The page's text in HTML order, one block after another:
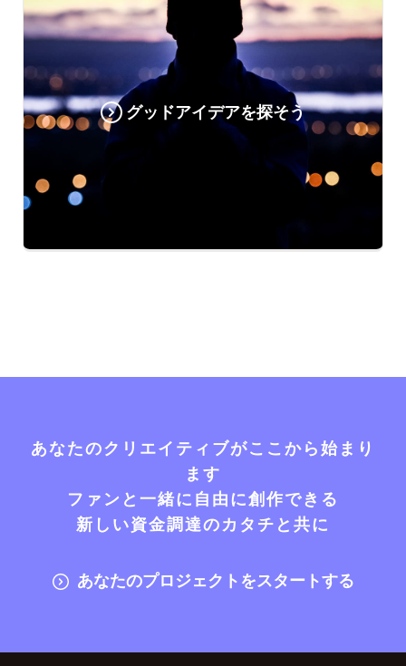
グッドアイデアを探そう
あなたのクリエイティブがここから始まり
ます
ファンと一緒に自由に創作できる
新しい資金調達のカタチと共に
あなたのプロジェクトをスタートする